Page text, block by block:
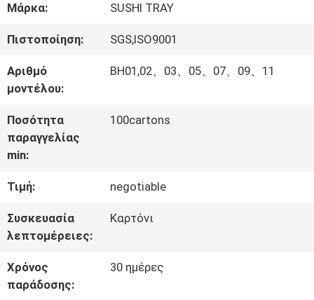
ΓΎΡΟΣ
ΕΡΓΟΣΤΑΣΊΩΝ
ΠΟΙΟΤΙΚΌΣ
ΈΛΕΓΧΟΣ
ΜΑΣ
ΕΛΆΤΕ
ΣΕ
ΕΠΑΦΉ
Μάρκα: SUSHI TRAY
Πιστοποίηση: SGS,ISO9001
Αριθμό
μοντέλου:
BH01,02、03、05、07、09、11
Ποσότητα
παραγγελίας
min:
100cartons
Τιμή: negotiable
Συσκευασία
λεπτομέρειες:
Καρτόνι
Χρόνος
παράδοσης:
30 ημέρες